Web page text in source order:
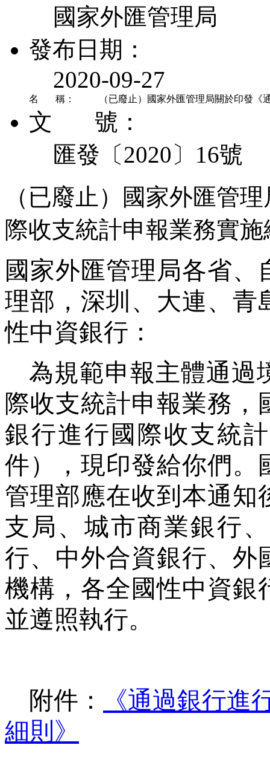
國家外匯管理局
發布日期：
2020-09-27
名 稱： （已廢止）國家外匯管理局關於印發
文 號：
匯發〔2020〕16號
（已廢止）國家外匯管
際收支統計申報業務實
國家外匯管理局各省
理部，深圳、大連、青
性中資銀行：
為規範申報主體通過
際收支統計申報業務
銀行進行國際收支統
件），現印發給你們。
管理部應在收到本通知
支局、城市商業銀行
行、中外合資銀行、外
機構，各全國性中資銀
並遵照執行。
附件：
《通過銀行進
細則》